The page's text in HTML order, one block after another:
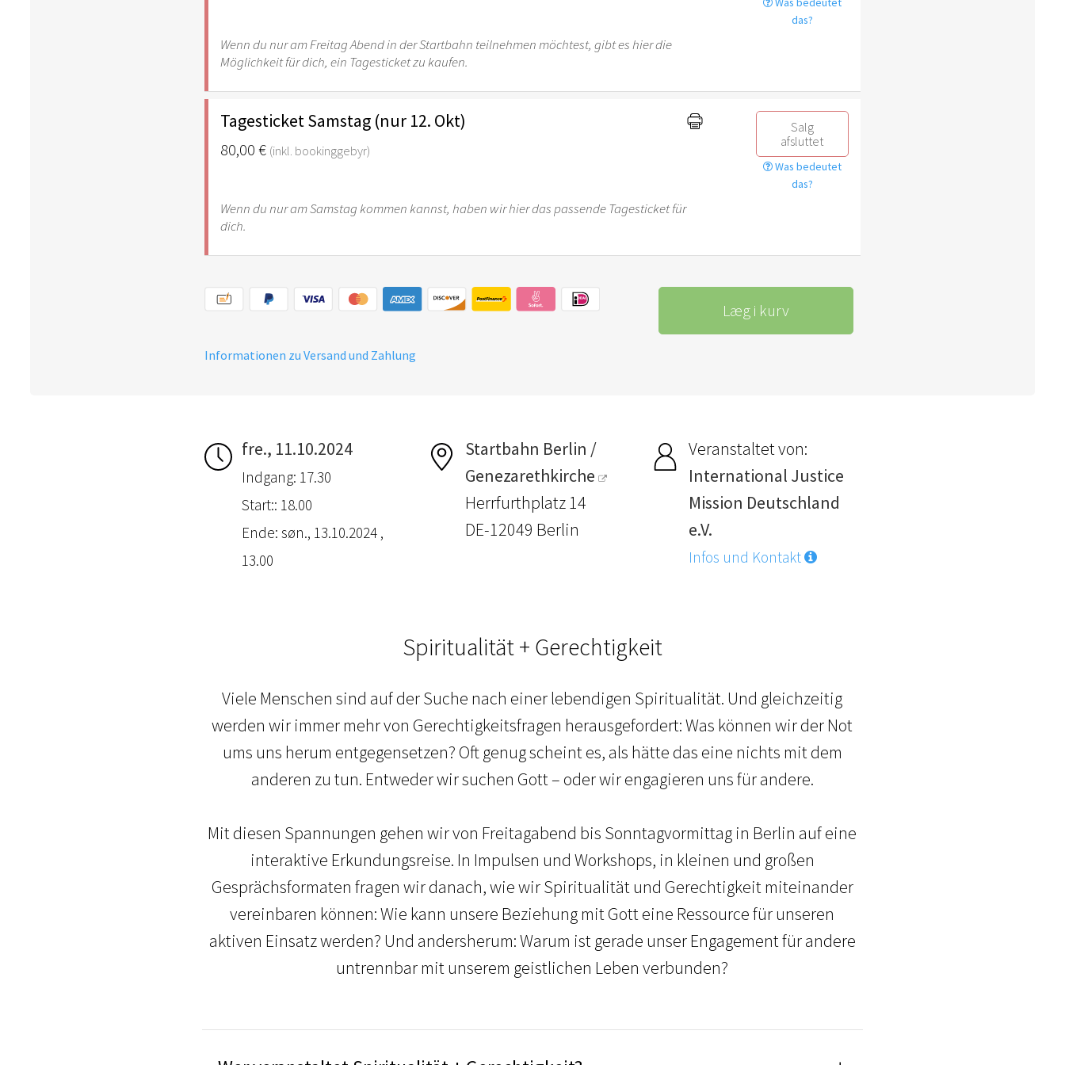
das?
Wenn du nur am Freitag Abend in der Startbahn teilnehmen möchtest, gibt es hier die
Möglichkeit für dich, ein Tagesticket zu kaufen.
Tagesticket Samstag (nur 12. Okt)
80,00 € (inkl. bookinggebyr)
Salg
afsluttet
Was bedeutet
das?
Wenn du nur am Samstag kommen kannst, haben wir hier das passende Tagesticket für
dich.
Læg i kurv
Informationen zu Versand und Zahlung
fre., 11.10.2024
Indgang: 17.30
Start:: 18.00
Ende: søn., 13.10.2024 ,
13.00
Startbahn Berlin /
Genezarethkirche
Herrfurthplatz 14
DE-12049 Berlin
Veranstaltet von:
International Justice
Mission Deutschland
e.V.
Infos und Kontakt
Spiritualität + Gerechtigkeit
Viele Menschen sind auf der Suche nach einer lebendigen Spiritualität. Und gleichzeitig
werden wir immer mehr von Gerechtigkeitsfragen herausgefordert: Was können wir der Not
ums uns herum entgegensetzen? Oft genug scheint es, als hätte das eine nichts mit dem
anderen zu tun. Entweder wir suchen Gott – oder wir engagieren uns für andere.
Mit diesen Spannungen gehen wir von Freitagabend bis Sonntagvormittag in Berlin auf eine
interaktive Erkundungsreise. In Impulsen und Workshops, in kleinen und großen
Gesprächsformaten fragen wir danach, wie wir Spiritualität und Gerechtigkeit miteinander
vereinbaren können: Wie kann unsere Beziehung mit Gott eine Ressource für unseren
aktiven Einsatz werden? Und andersherum: Warum ist gerade unser Engagement für andere
untrennbar mit unserem geistlichen Leben verbunden?